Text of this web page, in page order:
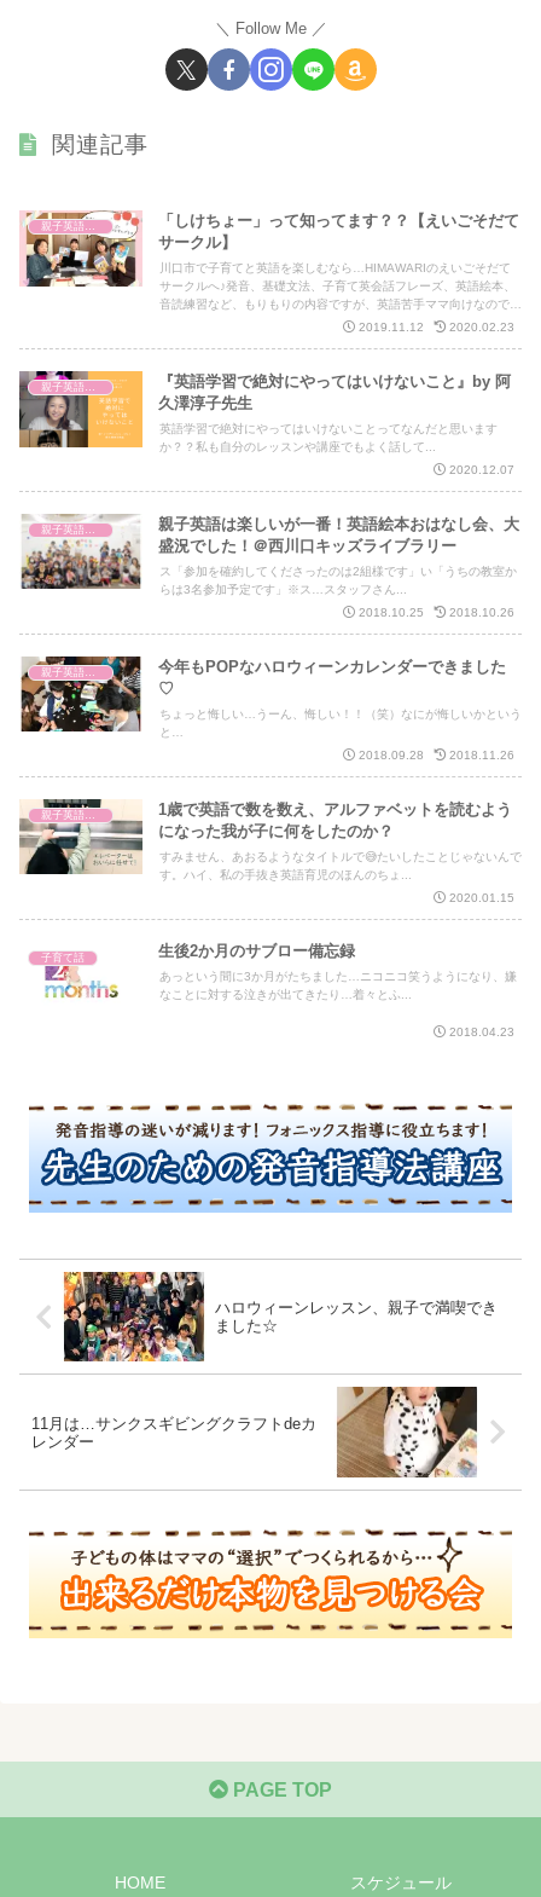
Follow Me
関連記事
親子英語レッスン
「しけちょー」って知ってます？？【えいごそだて
サークル】
川口市で子育てと英語を楽しむなら…HIMAWARIのえいごそだて
サークルへ♪発音、基礎文法、子育て英会話フレーズ、英語絵本、
音読練習など、もりもりの内容ですが、英語苦手ママ向けなので難
2019.11.12 2020.02.23
『英語学習で絶対にやってはいけないこと』by 阿
久澤淳子先生
英語学習で絶対にやってはいけないことってなんだと思います
か？？私も自分のレッスンや講座でもよく話して...
2020.12.07
親子英語は楽しいが一番！英語絵本おはなし会、大
盛況でした！＠西川口キッズライブラリー
ス「参加を確約してくださったのは2組様です」い「うちの教室か
らは3名参加予定です」※ス…スタッフさん...
2018.10.25
2018.10.26
今年もPOPなハロウィーンカレンダーできました
♡
ちょっと悔しい…うーん、悔しい！！（笑）なにが悔しいかという
と…
2018.09.28
2018.11.26
1歳で英語で数を数え、アルファベットを読むよう
になった我が子に何をしたのか？
すみません、あおるようなタイトルで😅たいしたことじゃないんで
す。ハイ、私の手抜き英語育児のほんのちょ...
2020.01.15
子育て話 生後2か月のサブロー備忘録
あっという間に3か月がたちました…ニコニコ笑うようになり、嫌
なことに対する泣きが出てきたり…着々とふ...
2018.04.23
ハロウィーンレッスン、親子で満喫でき
ました☆
11月は…サンクスギビングクラフトdeカ
レンダー
PAGE TOP
HOME スケジュール